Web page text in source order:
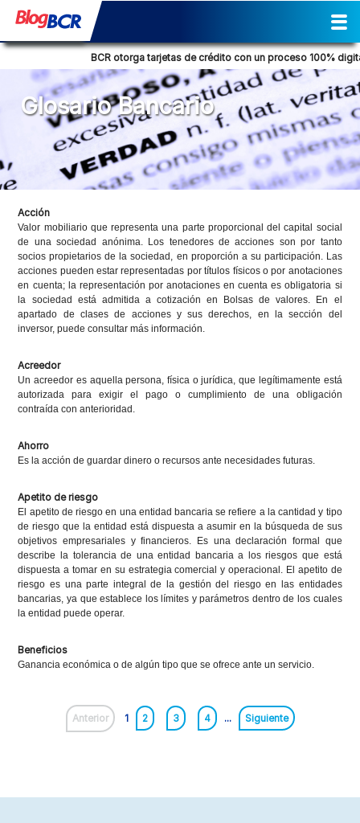
BCR otorga tarjetas de crédito con un proceso 100% digital
Glosario Bancario
Acción
Valor mobiliario que representa una parte proporcional del capital social
de una sociedad anónima. Los tenedores de acciones son por tanto
socios propietarios de la sociedad, en proporción a su participación. Las
acciones pueden estar representadas por títulos físicos o por anotaciones
en cuenta; la representación por anotaciones en cuenta es obligatoria si
la sociedad está admitida a cotización en Bolsas de valores. En el
apartado de clases de acciones y sus derechos, en la sección del
inversor, puede consultar más información.
Acreedor
Un acreedor es aquella persona, física o jurídica, que legítimamente está
autorizada para exigir el pago o cumplimiento de una obligación
contraída con anterioridad.
Ahorro
Es la acción de guardar dinero o recursos ante necesidades futuras.
Apetito de riesgo
El apetito de riesgo en una entidad bancaria se refiere a la cantidad y tipo
de riesgo que la entidad está dispuesta a asumir en la búsqueda de sus
objetivos empresariales y financieros. Es una declaración formal que
describe la tolerancia de una entidad bancaria a los riesgos que está
dispuesta a tomar en su estrategia comercial y operacional. El apetito de
riesgo es una parte integral de la gestión del riesgo en las entidades
bancarias, ya que establece los límites y parámetros dentro de los cuales
la entidad puede operar.
Beneficios
Ganancia económica o de algún tipo que se ofrece ante un servicio.
Anterior 1 2 3 4 ... Siguiente